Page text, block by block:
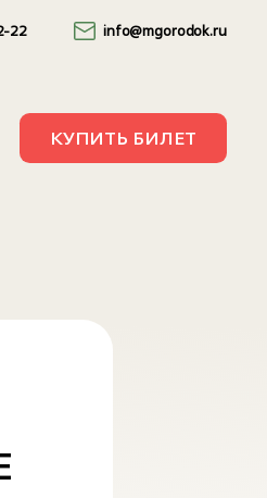
22 info@mgorodok.ru
КУПИТЬ БИЛЕТ